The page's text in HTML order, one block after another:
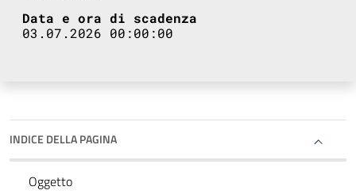
Data e ora di scadenza
03.07.2026 00:00:00
INDICE DELLA PAGINA
Oggetto